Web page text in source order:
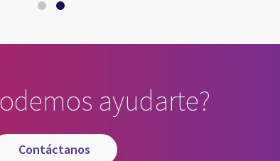
ayudarte?
contáctanos